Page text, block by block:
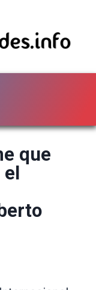
que
el